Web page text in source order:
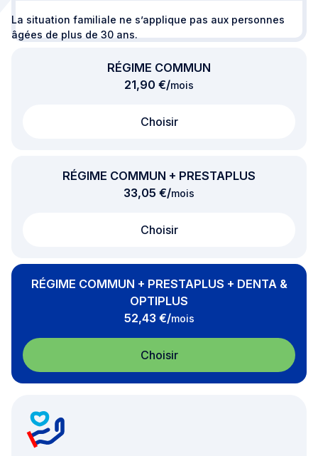
La situation familiale ne s’applique pas aux personnes
âgées de plus de 30 ans.
RÉGIME COMMUN
21,90 €par
/mois
Choisir
RÉGIME COMMUN + PRESTAPLUS
33,05 €par
/mois
Choisir
RÉGIME COMMUN + PRESTAPLUS + DENTA &
OPTIPLUS
52,43 €par
/mois
Choisir